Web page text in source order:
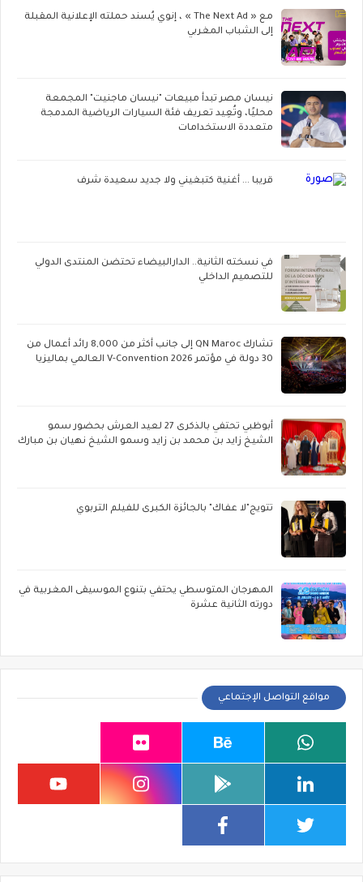
مع « The Next Ad » ، إنوي يُسند حملته الإعلانية المقبلة
إلى الشباب المغربي
نيسان مصر تبدأ مبيعات "نيسان ماجنيت" المجمعة
محليًا، وتُعِيد تعريف فئة السيارات الرياضية المدمجة
متعددة الاستخدامات
قريبا ... أغنية كتبغيني ولا جديد سعيدة شرف
في نسخته الثانية.. الدارالبيضاء تحتضن المنتدى الدولي
للتصميم الداخلي
تشارك QN Maroc إلى جانب أكثر من 8,000 رائد أعمال من
30 دولة في مؤتمر V-Convention 2026 العالمي بماليزيا
أبوظبي تحتفي بالذكرى 27 لعيد العرش بحضور سمو
الشيخ زايد بن محمد بن زايد وسمو الشيخ نهيان بن مبارك
تتويج"لا عفاك" بالجائزة الكبرى للفيلم التربوي
المهرجان المتوسطي يحتفي بتنوع الموسيقى المغربية في
دورته الثانية عشرة
مواقع التواصل الإجتماعي